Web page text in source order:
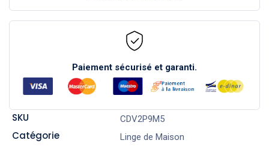
Paiement sécurisé et garanti.
SKU CDV2P9M5
Catégorie Linge de Maison